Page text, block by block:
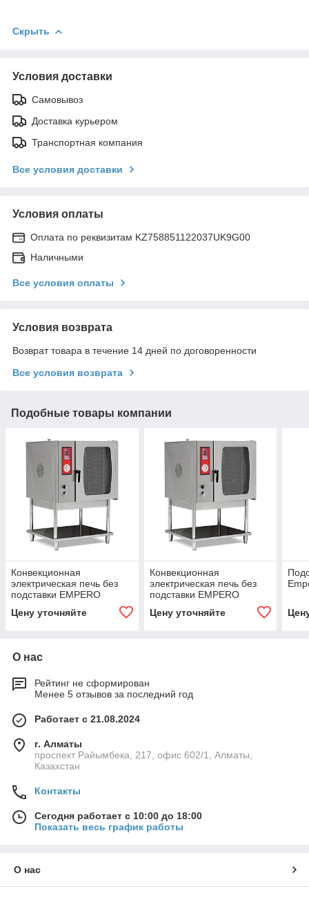
Скрыть
Условия доставки
Самовывоз
Доставка курьером
Транспортная компания
Все условия доставки
Условия оплаты
Оплата по реквизитам KZ758851122037UK9G00
Наличными
Все условия оплаты
Условия возврата
Возврат товара в течение 14 дней по договоренности
Все условия возврата
Подобные товары компании
Конвекционная
электрическая печь без
подставки EMPERO
Цену уточняйте
Конвекционная
электрическая печь без
подставки EMPERO
Цену уточняйте
О нас
Рейтинг не сформирован
Менее 5 отзывов за последний год
Работает с 21.08.2024
г. Алматы
проспект Райымбека, 217, офис 602/1, Алматы,
Казахстан
Контакты
Сегодня работает с 10:00 до 18:00
Показать весь график работы
О нас